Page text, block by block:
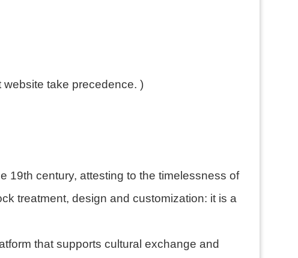
take precedence. )
19th century, attesting to the timelessness of
treatment, design and customization: it is a
that supports cultural exchange and